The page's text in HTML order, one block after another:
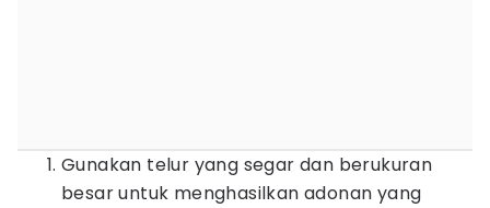
Gunakan telur yang segar dan berukuran
besar untuk menghasilkan adonan yang